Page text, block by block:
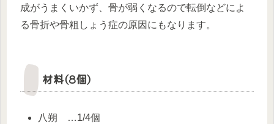
成がうまくいかず、骨が弱くなるので転倒などによ
る骨折や骨粗しょう症の原因にもなります。
材料(8個)
八朔 …1/4個